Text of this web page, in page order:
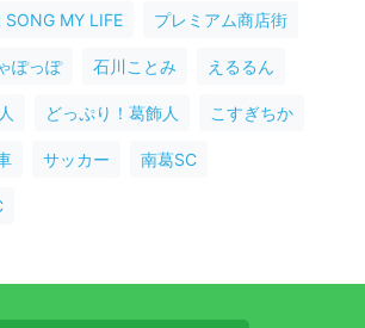
SONG MY LIFE プレミアム商店街
ぽっぽ 石川ことみ えるるん
どっぷり！葛飾人 こすぎちか
サッカー 南葛SC